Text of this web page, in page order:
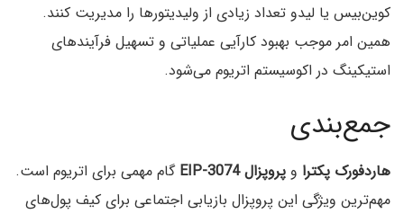
کوین‌بیس یا لیدو تعداد زیادی از ولیدیتورها را مدیریت کنند.
همین امر موجب بهبود کارآیی عملیاتی و تسهیل فرآیندهای
استیکینگ در اکوسیستم اتریوم می‌شود.
جمع‌بندی
هاردفورک پکترا و پروپزال EIP-3074
گام مهمی برای اتریوم است.
مهم‌ترین ویژگی این پروپزال بازیابی اجتماعی برای کیف پول‌های